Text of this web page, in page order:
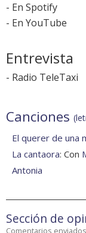
- En Spotify
- En YouTube
Entrevista
- Radio TeleTaxi
Canciones
El querer de una
La cantaora: Con
Antonia
Sección de
Comentarios